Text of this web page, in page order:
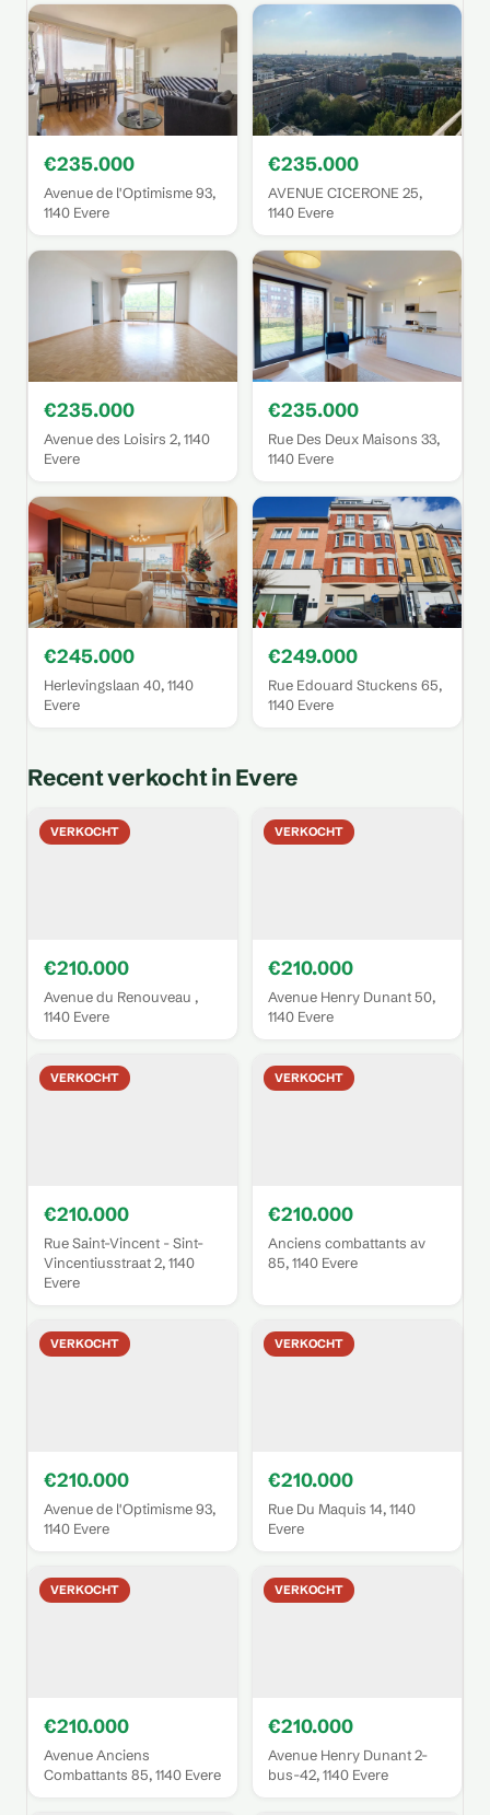
€235.000
Avenue de l'Optimisme 93,
1140 Evere
€235.000
AVENUE CICERONE 25,
1140 Evere
€235.000
Avenue des Loisirs 2, 1140
Evere
€235.000
Rue Des Deux Maisons 33,
1140 Evere
€245.000
Herlevingslaan 40, 1140
Evere
€249.000
Rue Edouard Stuckens 65,
1140 Evere
Recent verkocht in Evere
VERKOCHT
€210.000
Avenue du Renouveau ,
1140 Evere
VERKOCHT
€210.000
Avenue Henry Dunant 50,
1140 Evere
VERKOCHT
€210.000
Rue Saint-Vincent - Sint-
Vincentiusstraat 2, 1140
Evere
VERKOCHT
€210.000
Anciens combattants av
85, 1140 Evere
VERKOCHT
€210.000
Avenue de l'Optimisme 93,
1140 Evere
VERKOCHT
€210.000
Rue Du Maquis 14, 1140
Evere
VERKOCHT
€210.000
Avenue Anciens
Combattants 85, 1140 Evere
VERKOCHT
€210.000
Avenue Henry Dunant 2-
bus-42, 1140 Evere